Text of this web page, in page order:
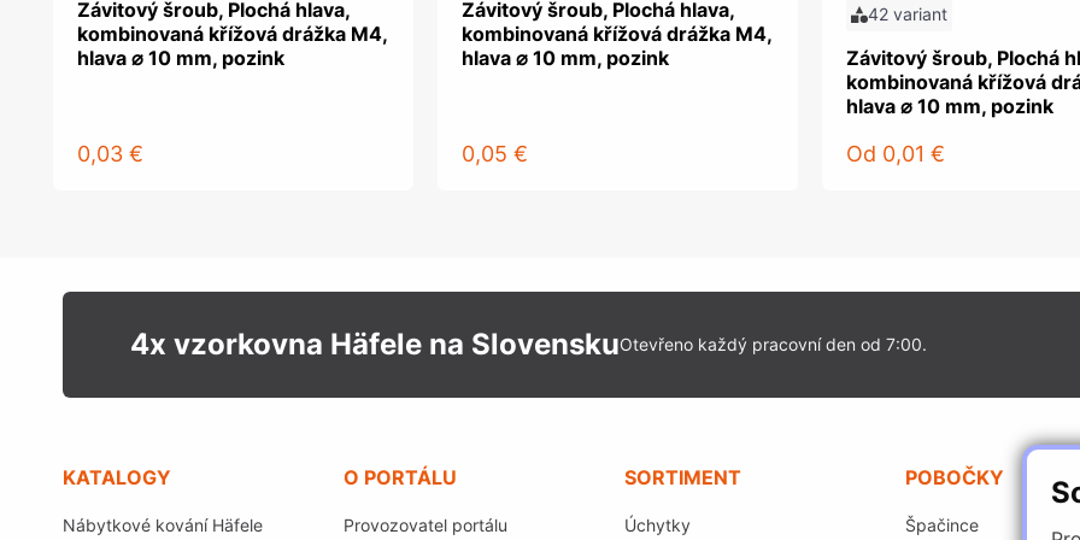
Závitový šroub, Plochá hlava,
kombinovaná křížová drážka M4,
hlava ⌀ 10 mm, pozink
0,03 €
Závitový šroub, Plochá hlava,
kombinovaná křížová drážka M4,
hlava ⌀ 10 mm, pozink
0,05 €
42 variant
Závitový šroub, Plochá
kombinovaná křížová
hlava ⌀ 10 mm, pozink
Od 0,01 €
4x vzorkovna Häfele na SlovenskuOtevřeno každý pracovní den od 7:00.
KATALOGY
Nábytkové kování Häfele
O PORTÁLU
Provozovatel portálu
SORTIMENT
Úchytky
POBOČKY
Špačince